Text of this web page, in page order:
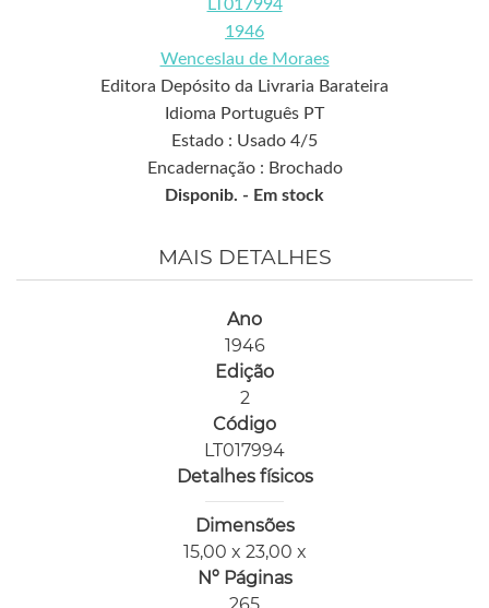
LT017994
1946
Wenceslau de Moraes
Editora Depósito da Livraria Barateira
Idioma Português PT
Estado : Usado 4/5
Encadernação : Brochado
Disponib. - Em stock
MAIS DETALHES
Ano
1946
Edição
2
Código
LT017994
Detalhes físicos
Dimensões
15,00 x 23,00 x
Nº Páginas